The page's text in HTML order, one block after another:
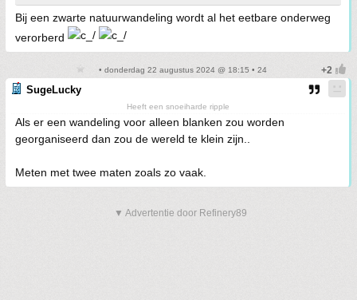
Bij een zwarte natuurwandeling wordt al het eetbare onderweg
verorberd
• donderdag 22 augustus 2024 @ 18:15 • 24
SugeLucky
Heeft een snoeiharde ripple
Als er een wandeling voor alleen blanken zou worden
georganiseerd dan zou de wereld te klein zijn..
Meten met twee maten zoals zo vaak.
▼ Advertentie door Refinery89